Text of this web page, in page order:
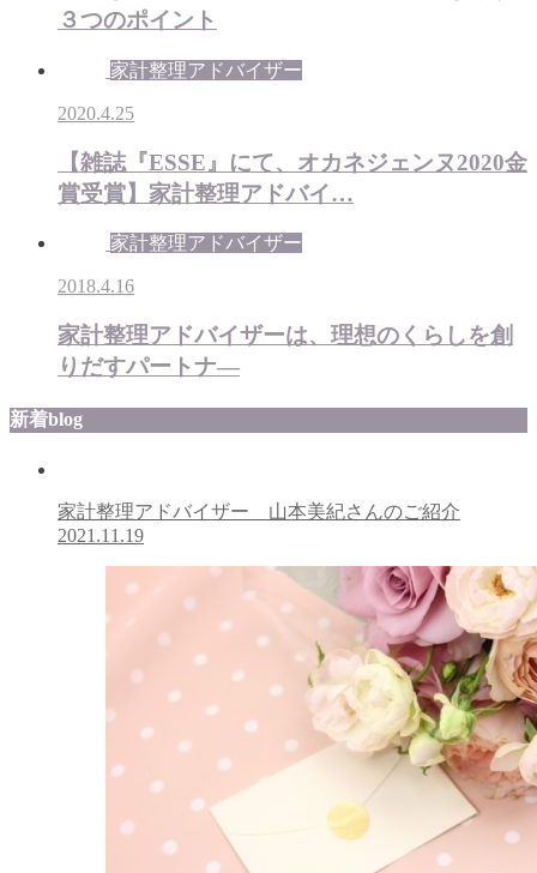
３つのポイント
家計整理アドバイザー
2020.4.25
【雑誌『ESSE』にて、オカネジェンヌ2020金
賞受賞】家計整理アドバイ…
家計整理アドバイザー
2018.4.16
家計整理アドバイザーは、理想のくらしを創
りだすパートナ―
新着blog
家計整理アドバイザー 山本美紀さんのご紹介
2021.11.19